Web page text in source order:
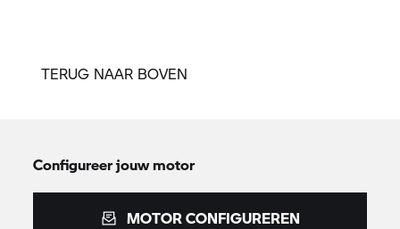
TERUG NAAR BOVEN
Configureer jouw motor
MOTOR CONFIGUREREN